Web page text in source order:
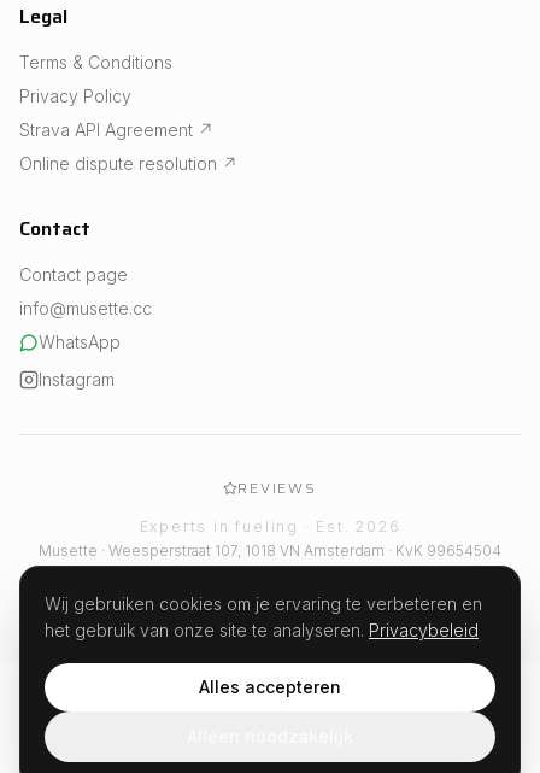
Legal
Terms & Conditions
Privacy Policy
Strava API Agreement ↗
Online dispute resolution ↗
Contact
Contact page
info@musette.cc
WhatsApp
Instagram
REVIEWS
Experts in fueling · Est. 2026
Musette · Weesperstraat 107, 1018 VN Amsterdam · KvK 99654504
© 2026 Musette.cc. All rights reserved. Not developed or sponsored
by Strava.
Wij gebruiken cookies om je ervaring te verbeteren en
het gebruik van onze site te analyseren. Privacybeleid
Alles accepteren